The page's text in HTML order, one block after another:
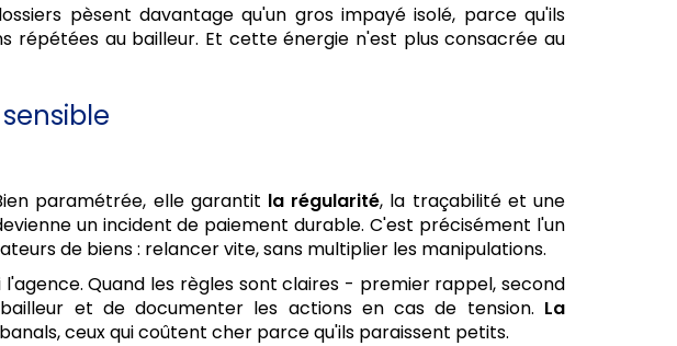
pèsent davantage qu'un gros impayé isolé, parce qu'ils
répétées au bailleur. Et cette énergie n'est plus consacrée au
paramétrée, elle garantit la régularité, la traçabilité et une
un incident de paiement durable. C'est précisément l'un
de biens : relancer vite, sans multiplier les manipulations.
Quand les règles sont claires - premier rappel, second
et de documenter les actions en cas de tension. La
ceux qui coûtent cher parce qu'ils paraissent petits.